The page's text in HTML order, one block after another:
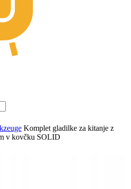
Komplet gladilke za kitanje z
v kovčku SOLID